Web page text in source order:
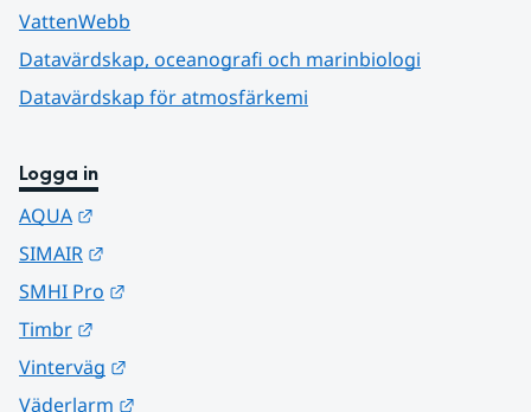
VattenWebb
Datavärdskap, oceanografi och marinbiologi
Datavärdskap för atmosfärkemi
Logga in
AQUA
SIMAIR
SMHI Pro
Timbr
Vinterväg
Väderlarm